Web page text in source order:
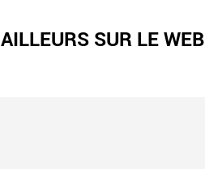
AILLEURS SUR LE WEB